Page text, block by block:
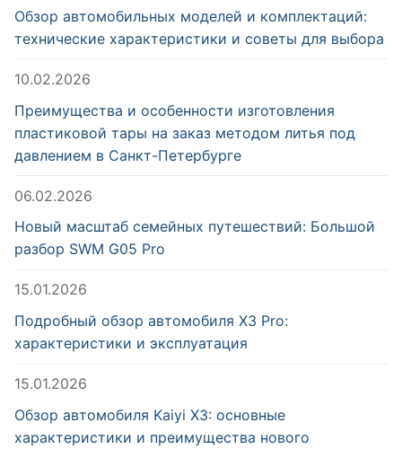
Обзор автомобильных моделей и комплектаций:
технические характеристики и советы для выбора
10.02.2026
Преимущества и особенности изготовления
пластиковой тары на заказ методом литья под
давлением в Санкт-Петербурге
06.02.2026
Новый масштаб семейных путешествий: Большой
разбор SWM G05 Pro
15.01.2026
Подробный обзор автомобиля X3 Pro:
характеристики и эксплуатация
15.01.2026
Обзор автомобиля Kaiyi X3: основные
характеристики и преимущества нового